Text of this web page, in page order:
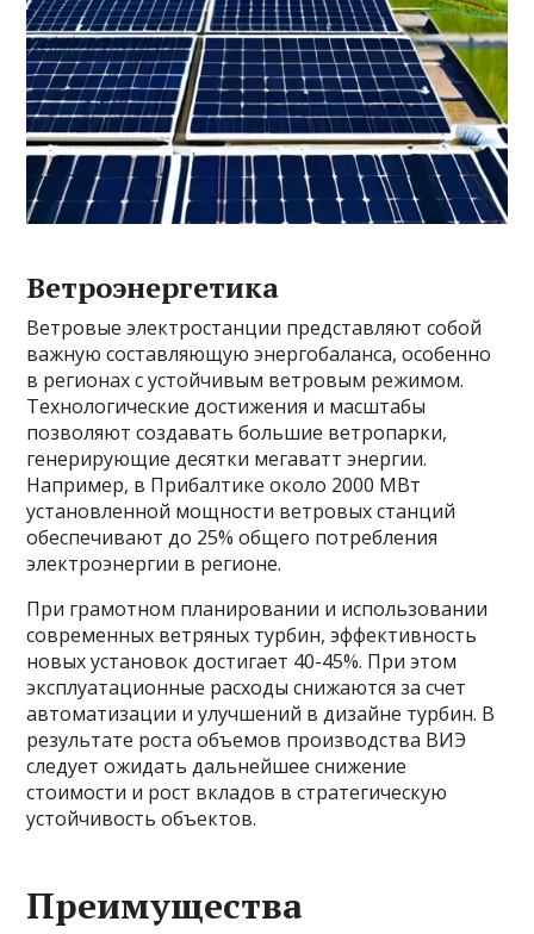
Ветроэнергетика
Ветровые электростанции представляют собой
важную составляющую энергобаланса, особенно
в регионах с устойчивым ветровым режимом.
Технологические достижения и масштабы
позволяют создавать большие ветропарки,
генерирующие десятки мегаватт энергии.
Например, в Прибалтике около 2000 МВт
установленной мощности ветровых станций
обеспечивают до 25% общего потребления
электроэнергии в регионе.
При грамотном планировании и использовании
современных ветряных турбин, эффективность
новых установок достигает 40-45%. При этом
эксплуатационные расходы снижаются за счет
автоматизации и улучшений в дизайне турбин. В
результате роста объемов производства ВИЭ
следует ожидать дальнейшее снижение
стоимости и рост вкладов в стратегическую
устойчивость объектов.
Преимущества